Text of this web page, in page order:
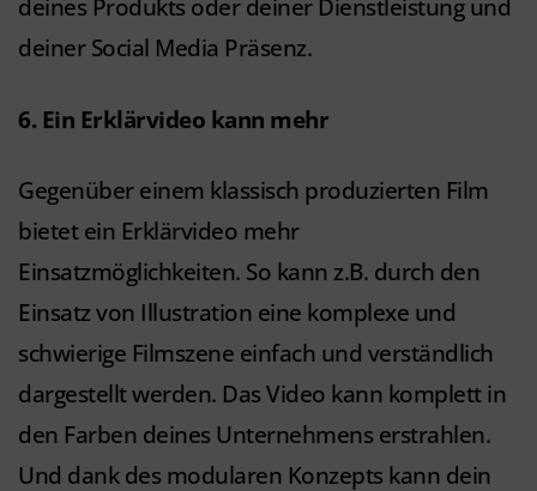
deines Produkts oder deiner Dienstleistung und
deiner Social Media Präsenz.
6. Ein Erklärvideo kann mehr
Gegenüber einem klassisch produzierten Film
bietet ein Erklärvideo mehr
Einsatzmöglichkeiten. So kann z.B. durch den
Einsatz von Illustration eine komplexe und
schwierige Filmszene einfach und verständlich
dargestellt werden. Das Video kann komplett in
den Farben deines Unternehmens erstrahlen.
Und dank des modularen Konzepts kann dein